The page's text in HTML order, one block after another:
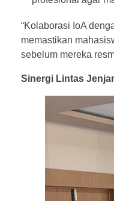
“Kolaborasi IoA
memastikan
sebelum mereka
Sinergi Lintas